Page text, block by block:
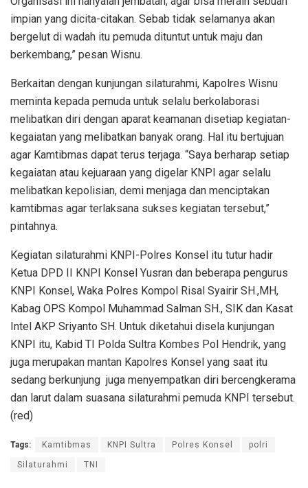
impian yang dicita-citakan. Sebab tidak selamanya akan
bergelut di wadah itu pemuda dituntut untuk maju dan
berkembang,” pesan Wisnu.
Berkaitan dengan kunjungan silaturahmi, Kapolres Wisnu
meminta kepada pemuda untuk selalu berkolaborasi
melibatkan diri dengan aparat keamanan disetiap kegiatan-
kegaiatan yang melibatkan banyak orang. Hal itu bertujuan
agar Kamtibmas dapat terus terjaga. “Saya berharap setiap
kegaiatan atau kejuaraan yang digelar KNPI agar selalu
melibatkan kepolisian, demi menjaga dan menciptakan
kamtibmas agar terlaksana sukses kegiatan tersebut,”
pintahnya.
Kegiatan silaturahmi KNPI-Polres Konsel itu tutur hadir
Ketua DPD II KNPI Konsel Yusran dan beberapa pengurus
KNPI Konsel, Waka Polres Kompol Risal Syairir SH.,MH,
Kabag OPS Kompol Muhammad Salman SH., SIK dan Kasat
Intel AKP Sriyanto SH. Untuk diketahui disela kunjungan
KNPI itu, Kabid TI Polda Sultra Kombes Pol Hendrik, yang
juga merupakan mantan Kapolres Konsel yang saat itu
sedang berkunjung juga menyempatkan diri bercengkerama
dan larut dalam suasana silaturahmi pemuda KNPI tersebut.
(red)
Tags: Kamtibmas KNPI Sultra Polres Konsel polri
Silaturahmi TNI